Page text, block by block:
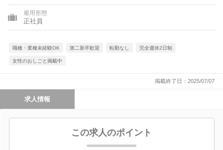
雇用形態
正社員
職種・業種未経験OK 第二新卒歓迎 転勤なし 完全週休2日制
女性のおしごと掲載中
掲載終了日：2025/07/07
求人情報
この求人のポイント